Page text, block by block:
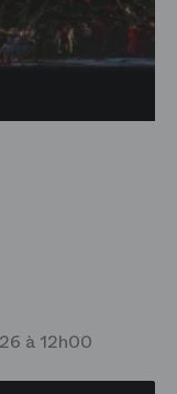
à 12h00